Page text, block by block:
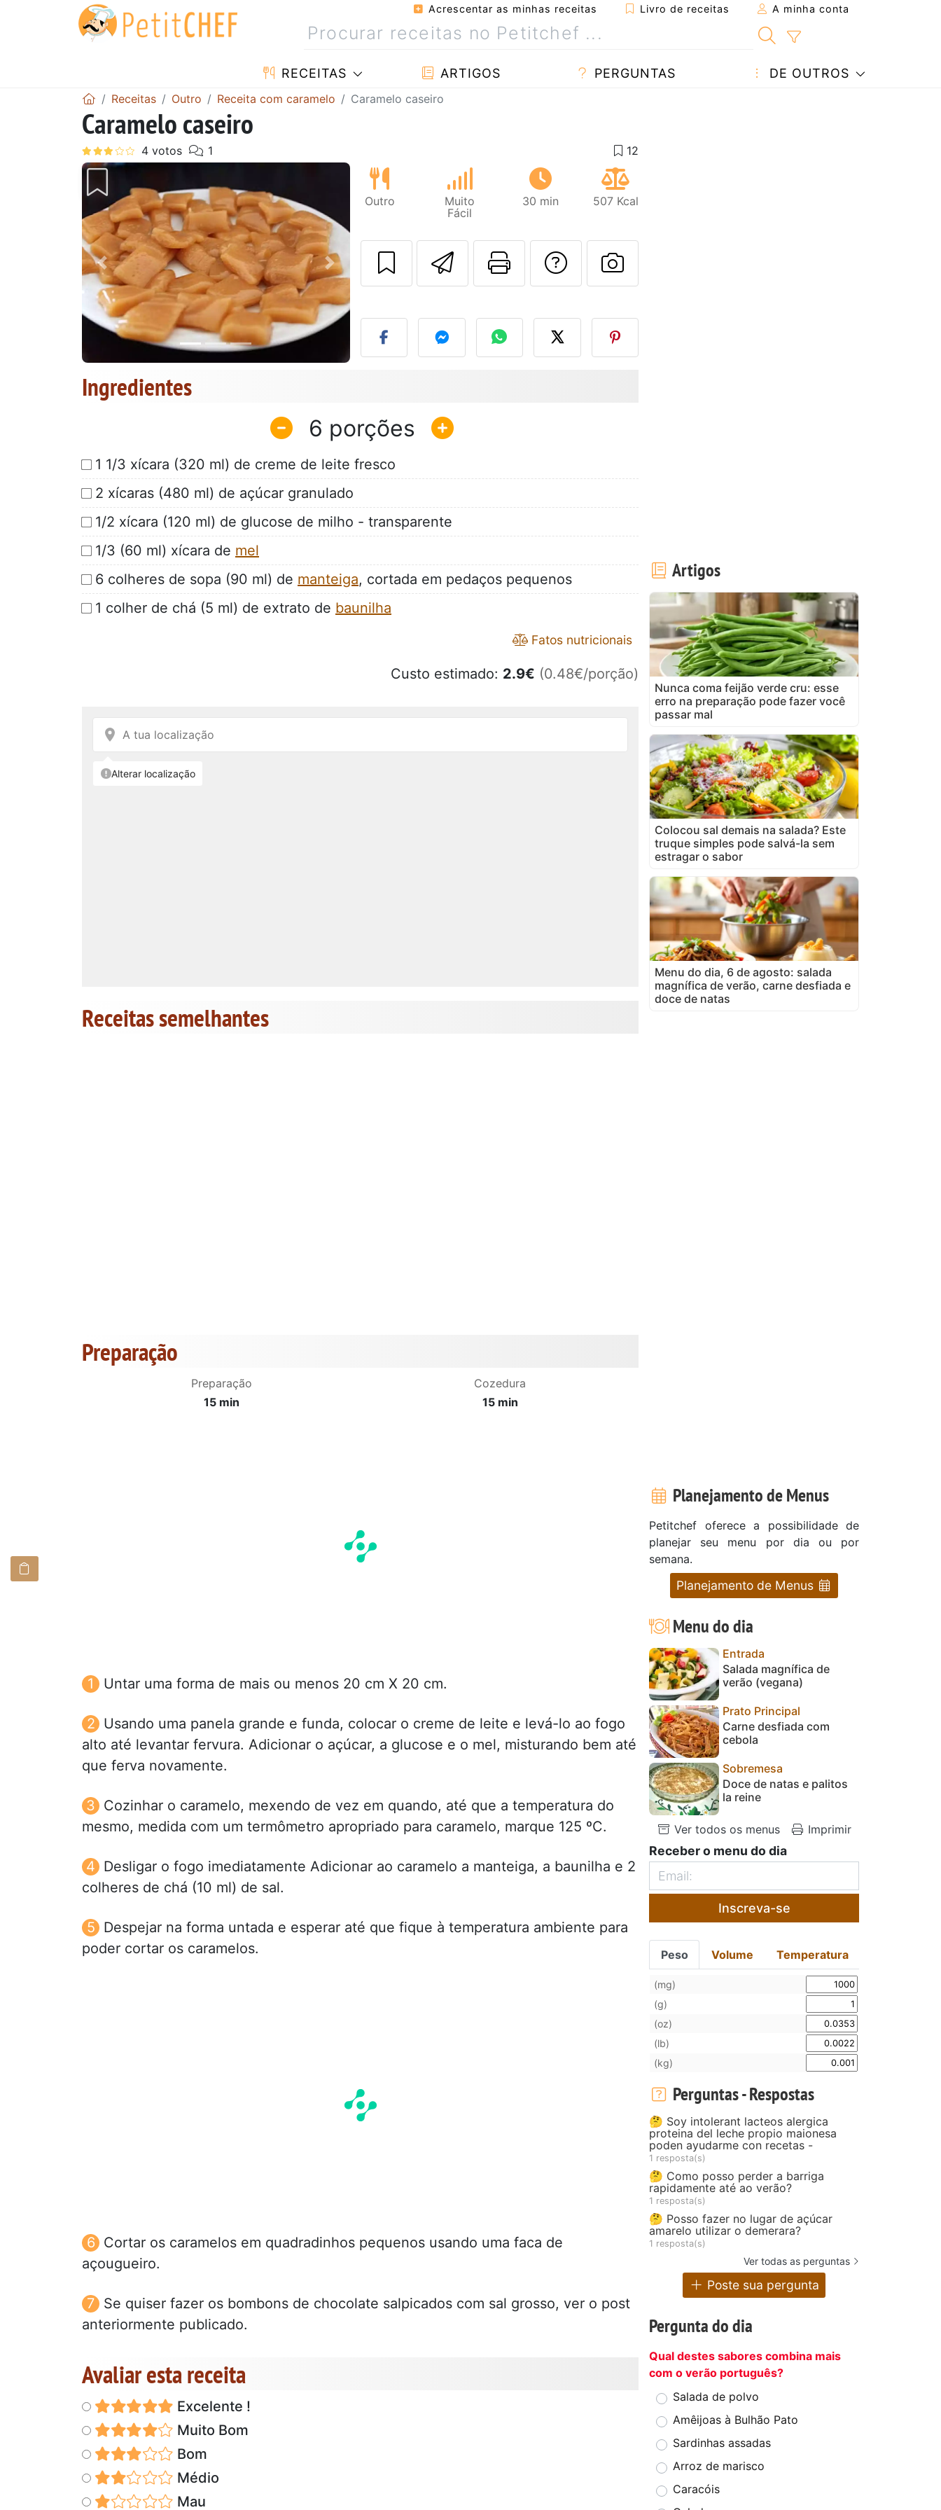
Acrescentar as minhas receitas Livro de receitas A minha conta
RECEITAS ARTIGOS PERGUNTAS DE OUTROS
Receitas Outro Receita com caramelo Caramelo caseiro
Caramelo caseiro
Anterior Next
Outro
Muito
Fácil
30 min 507 Kcal
Enviar esta receita a um amigo
Imprima esta página
Falar com o autor da receita
Fez esta receita? Compartilhe
Ingredientes
6
1 1/3 xícara (320 ml) de creme de leite fresco
2 xícaras (480 ml) de açúcar granulado
1/2 xícara (120 ml) de glucose de milho - transparente
1/3 (60 ml) xícara de mel
6 colheres de sopa (90 ml) de manteiga, cortada em pedaços pequenos
1 colher de chá (5 ml) de extrato de baunilha
Fatos nutricionais
Custo estimado: 2.9€ (0.48€/porção)
Receitas semelhantes
Preparação
Preparação
15 min
Cozedura
15 min
Untar uma forma de mais ou menos 20 cm X 20 cm.
Usando uma panela grande e funda, colocar o creme de leite e levá-lo ao fogo
alto até levantar fervura. Adicionar o açúcar, a glucose e o mel, misturando bem até
que ferva novamente.
Cozinhar o caramelo, mexendo de vez em quando, até que a temperatura do
mesmo, medida com um termômetro apropriado para caramelo, marque 125 ºC.
Desligar o fogo imediatamente Adicionar ao caramelo a manteiga, a baunilha e 2
colheres de chá (10 ml) de sal.
Despejar na forma untada e esperar até que fique à temperatura ambiente para
poder cortar os caramelos.
Cortar os caramelos em quadradinhos pequenos usando uma faca de
açougueiro.
Se quiser fazer os bombons de chocolate salpicados com sal grosso, ver o post
anteriormente publicado.
Avaliar esta receita
Excelente !
Muito Bom
Bom
Médio
Mau
Artigos
Nunca coma feijão verde cru: esse
erro na preparação pode fazer você
passar mal
Colocou sal demais na salada? Este
truque simples pode salvá-la sem
estragar o sabor
Menu do dia, 6 de agosto: salada
magnífica de verão, carne desfiada e
doce de natas
Planejamento de Menus
Petitchef oferece a possibilidade de
planejar seu menu por dia ou por
semana.
Planejamento de Menus
Menu do dia
Entrada
Salada magnífica de
verão (vegana)
Prato Principal
Carne desfiada com
cebola
Sobremesa
Doce de natas e palitos
la reine
Ver todos os menus Imprimir
Receber o menu do dia
Inscreva-se
Peso Volume Temperatura
(mg)
(g)
(oz)
(lb)
(kg)
Perguntas - Respostas
🤔 Soy intolerant lacteos alergica
proteina del leche propio maionesa
poden ayudarme con recetas -
1 resposta(s)
🤔 Como posso perder a barriga
rapidamente até ao verão?
1 resposta(s)
🤔 Posso fazer no lugar de açúcar
amarelo utilizar o demerara?
1 resposta(s)
Ver todas as perguntas
Poste sua pergunta
Pergunta do dia
Qual destes sabores combina mais
com o verão português?
Salada de polvo
Amêijoas à Bulhão Pato
Sardinhas assadas
Arroz de marisco
Caracóis